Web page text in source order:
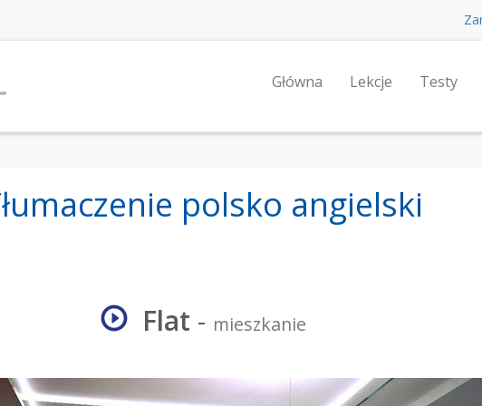
Główna Lekcje Testy
polsko angielski
Flat - mieszkanie